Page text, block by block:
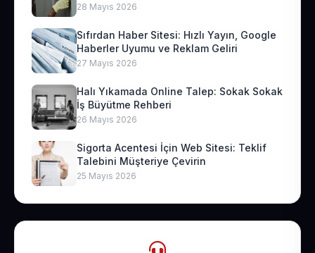
28 Mayıs 2026
Sıfırdan Haber Sitesi: Hızlı Yayın, Google
Haberler Uyumu ve Reklam Geliri
27 Mayıs 2026
Halı Yıkamada Online Talep: Sokak Sokak
İş Büyütme Rehberi
26 Mayıs 2026
Sigorta Acentesi İçin Web Sitesi: Teklif
Talebini Müşteriye Çevirin
25 Mayıs 2026